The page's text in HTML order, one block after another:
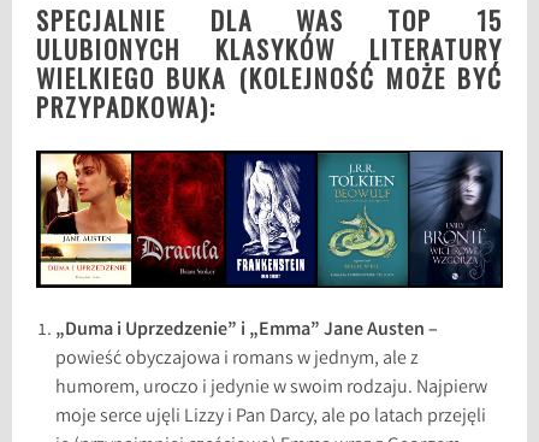
SPECJALNIE DLA WAS TOP 15
ULUBIONYCH KLASYKÓW LITERATURY
WIELKIEGO BUKA (KOLEJNOŚĆ MOŻE BYĆ
PRZYPADKOWA):
„Duma i Uprzedzenie” i „Emma” Jane Austen –
powieść obyczajowa i romans w jednym, ale z
humorem, uroczo i jedynie w swoim rodzaju. Najpierw
moje serce ujęli Lizzy i Pan Darcy, ale po latach przejęli